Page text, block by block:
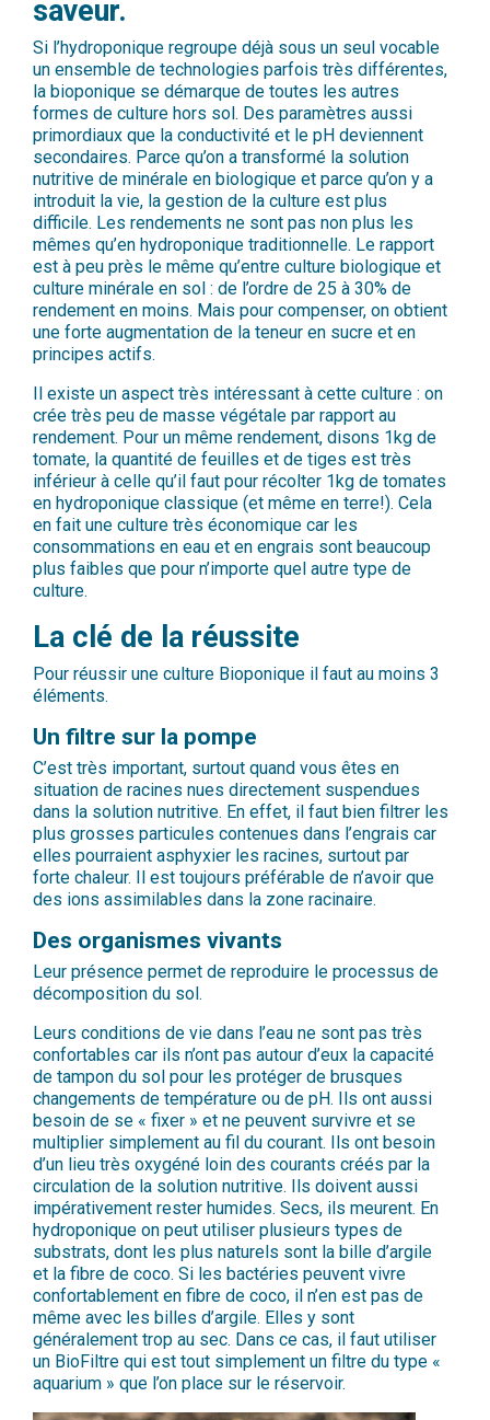
saveur.
Si l’hydroponique regroupe déjà sous un seul vocable
un ensemble de technologies parfois très différentes,
la bioponique se démarque de toutes les autres
formes de culture hors sol. Des paramètres aussi
primordiaux que la conductivité et le pH deviennent
secondaires. Parce qu’on a transformé la solution
nutritive de minérale en biologique et parce qu’on y a
introduit la vie, la gestion de la culture est plus
difficile. Les rendements ne sont pas non plus les
mêmes qu’en hydroponique traditionnelle. Le rapport
est à peu près le même qu’entre culture biologique et
culture minérale en sol : de l’ordre de 25 à 30% de
rendement en moins. Mais pour compenser, on obtient
une forte augmentation de la teneur en sucre et en
principes actifs.
Il existe un aspect très intéressant à cette culture : on
crée très peu de masse végétale par rapport au
rendement. Pour un même rendement, disons 1kg de
tomate, la quantité de feuilles et de tiges est très
inférieur à celle qu’il faut pour récolter 1kg de tomates
en hydroponique classique (et même en terre!). Cela
en fait une culture très économique car les
consommations en eau et en engrais sont beaucoup
plus faibles que pour n’importe quel autre type de
culture.
La clé de la réussite
Pour réussir une culture Bioponique il faut au moins 3
éléments.
Un filtre sur la pompe
C’est très important, surtout quand vous êtes en
situation de racines nues directement suspendues
dans la solution nutritive. En effet, il faut bien filtrer les
plus grosses particules contenues dans l’engrais car
elles pourraient asphyxier les racines, surtout par
forte chaleur. Il est toujours préférable de n’avoir que
des ions assimilables dans la zone racinaire.
Des organismes vivants
Leur présence permet de reproduire le processus de
décomposition du sol.
Leurs conditions de vie dans l’eau ne sont pas très
confortables car ils n’ont pas autour d’eux la capacité
de tampon du sol pour les protéger de brusques
changements de température ou de pH. Ils ont aussi
besoin de se « fixer » et ne peuvent survivre et se
multiplier simplement au fil du courant. Ils ont besoin
d’un lieu très oxygéné loin des courants créés par la
circulation de la solution nutritive. Ils doivent aussi
impérativement rester humides. Secs, ils meurent. En
hydroponique on peut utiliser plusieurs types de
substrats, dont les plus naturels sont la bille d’argile
et la fibre de coco. Si les bactéries peuvent vivre
confortablement en fibre de coco, il n’en est pas de
même avec les billes d’argile. Elles y sont
généralement trop au sec. Dans ce cas, il faut utiliser
un BioFiltre qui est tout simplement un filtre du type «
aquarium » que l’on place sur le réservoir.